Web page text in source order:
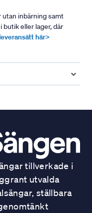
inbärning samt
butik eller lager, där
här>
tillverkade i
utvalda
ställbara